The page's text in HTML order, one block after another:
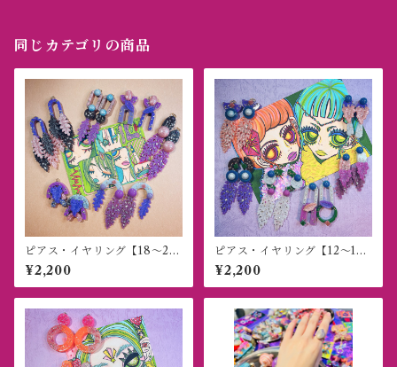
同じカテゴリの商品
ピアス・イヤリング【18〜2
3】紫桃
¥2,200
ピアス・イヤリング【12〜1
7】紫桃
¥2,200